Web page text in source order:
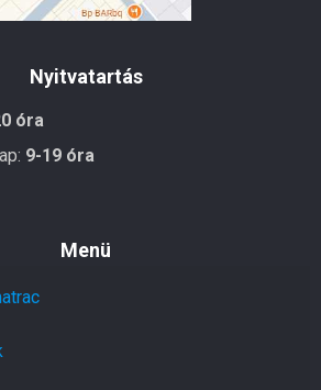
Nyitvatartás
óra
9-19 óra
Menü